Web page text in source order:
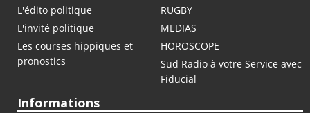
L'édito politique
RUGBY
L'invité politique
MEDIAS
Les courses hippiques et
pronostics
HOROSCOPE
Sud Radio à votre Service avec
Fiducial
Informations